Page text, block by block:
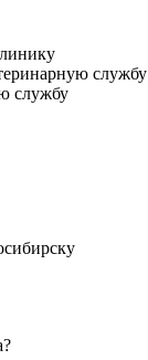
службу
службу